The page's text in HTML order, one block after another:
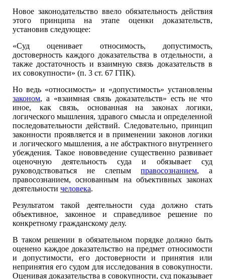
Новое законодательство ввело обязательность действия
этого принципа на этапе оценки доказательств,
установив следующее:
«Суд оценивает относимость, допустимость,
достоверность каждого доказательства в отдельности, а
также достаточность и взаимную связь доказательств в
их совокупности» (п. 3 ст. 67 ГПК).
Но ведь «относимость» и «допустимость» установлены
законом, а «взаимная связь доказательств» есть не что
иное, как связь, основанная на законах логики,
логического мышления, здравого смысла и определенной
последовательности действий. Следовательно, принцип
законности проявляется и в применении законов логики
и логического мышления, а не абстрактного внутреннего
убеждения. Такое нововведение существенно развивает
оценочную деятельность суда и обязывает суд
руководствоваться не слепымправосознанием, а
правосознанием, основанным на объективных законах
деятельности человека.
Результатом такой деятельности суда должно стать
объективное, законное и справедливое решение по
конкретному гражданскому делу.
В таком решении в обязательном порядке должно быть
оценено каждое доказательство на предмет относимости
и допустимости, его достоверности и принятия или
непринятия его судом для исследования в совокупности.
Оценивая доказательства в совокупности, суд показывает